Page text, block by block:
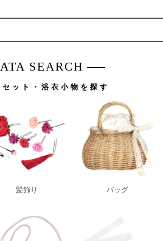
SEARCH
ット・浴衣小物を探す
髪飾り バッグ